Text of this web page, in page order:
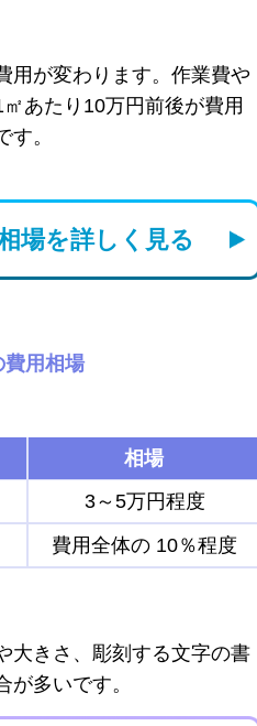
用が変わります。作業費や
あたり10万円前後が費用
。
場を詳しく見る
費用相場
相場
3～5万円程度
費用全体の 10％程度
大きさ、彫刻する文字の書
多いです。